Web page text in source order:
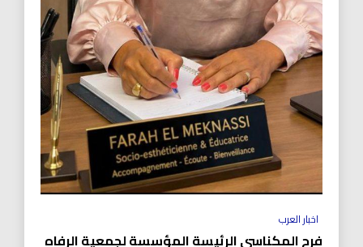
اخبار العرب
فرح المكناسي الرئيسة المؤسسة لجمعية الرفاه